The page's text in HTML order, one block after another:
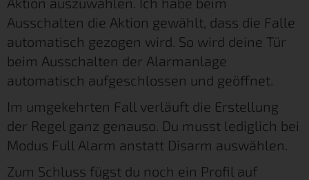
Ausschalten die Aktion gewählt, dass die Falle
automatisch gezogen wird. So wird deine Tür
beim Ausschalten der Alarmanlage
automatisch aufgeschlossen und geöffnet.
Im umgekehrten Fall verläuft die Erstellung
der Regel ganz genauso. Du musst lediglich bei
Modus Full Alarm anstatt Disarm auswählen.
Zum Schluss fügst du noch ein Profil auf